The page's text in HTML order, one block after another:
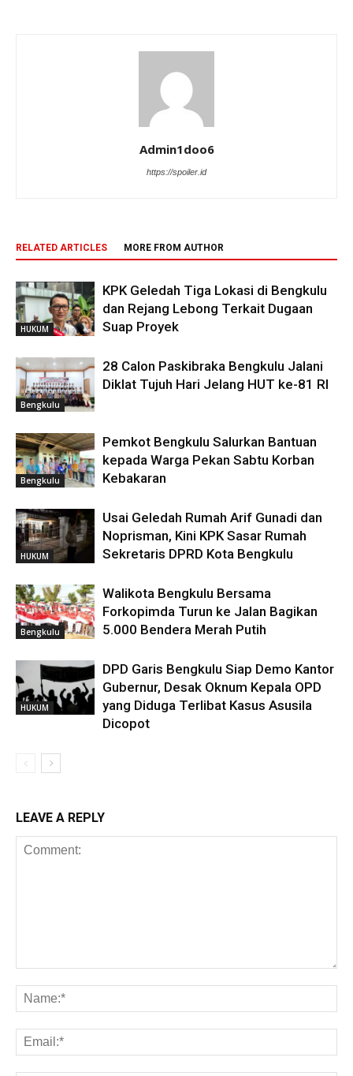
Admin1doo6
https://spoiler.id
RELATED ARTICLES MORE FROM AUTHOR
HUKUM
KPK Geledah Tiga Lokasi di Bengkulu
dan Rejang Lebong Terkait Dugaan
Suap Proyek
Bengkulu
28 Calon Paskibraka Bengkulu Jalani
Diklat Tujuh Hari Jelang HUT ke-81 RI
Bengkulu
Pemkot Bengkulu Salurkan Bantuan
kepada Warga Pekan Sabtu Korban
Kebakaran
HUKUM
Usai Geledah Rumah Arif Gunadi dan
Noprisman, Kini KPK Sasar Rumah
Sekretaris DPRD Kota Bengkulu
Bengkulu
Walikota Bengkulu Bersama
Forkopimda Turun ke Jalan Bagikan
5.000 Bendera Merah Putih
HUKUM
DPD Garis Bengkulu Siap Demo Kantor
Gubernur, Desak Oknum Kepala OPD
yang Diduga Terlibat Kasus Asusila
Dicopot
LEAVE A REPLY